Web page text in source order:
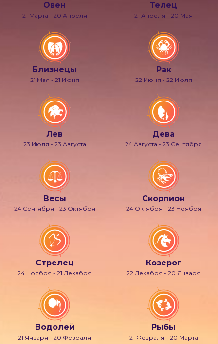
Овен
21 Марта - 20 Апреля
Телец
21 Апреля - 20 Мая
Близнецы
21 Мая - 21 Июня
Рак
22 Июня - 22 Июля
Лев
23 Июля - 23 Августа
Дева
24 Августа - 23 Сентября
Весы
24 Сентября - 23 Октября
Скорпион
24 Октября - 23 Ноября
Стрелец
24 Ноября - 21 Декабря
Козерог
22 Декабря - 20 Января
Водолей
21 Января - 20 Февраля
Рыбы
21 Февраля - 20 Марта